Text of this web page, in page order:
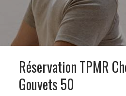
Réservation TPMR
Gouvets 50